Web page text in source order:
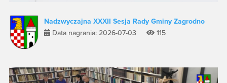
Nadzwyczajna XXXII Sesja Rady Gminy Zagrodno
Data nagrania: 2026-07-03
115